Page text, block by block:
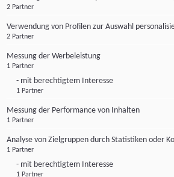
2 Partner
Verwendung von Profilen zur Auswahl
2 Partner
Messung der Werbeleistung
1 Partner
- mit berechtigtem Interesse
1 Partner
Messung der Performance von Inhalten
1 Partner
Analyse von Zielgruppen durch Statistiken oder
1 Partner
- mit berechtigtem Interesse
1 Partner